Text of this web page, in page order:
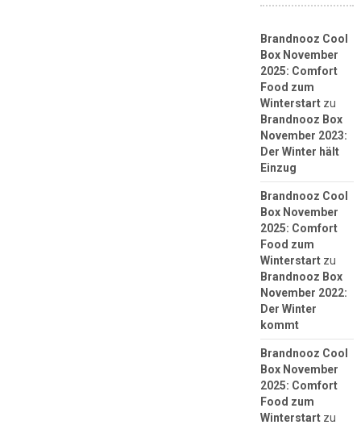
Brandnooz Cool
Box November
2025: Comfort
Food zum
Winterstartzu
Brandnooz Box
November 2023:
Der Winter hält
Einzug
Brandnooz Cool
Box November
2025: Comfort
Food zum
Winterstartzu
Brandnooz Box
November 2022:
Der Winter
kommt
Brandnooz Cool
Box November
2025: Comfort
Food zum
Winterstartzu